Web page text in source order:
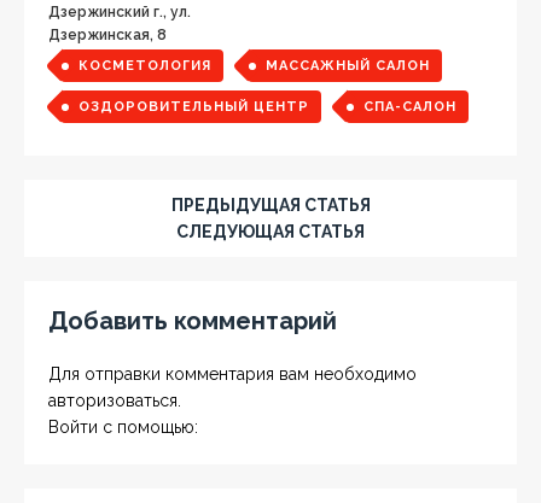
Дзержинский г., ул.
Дзержинская, 8
КОСМЕТОЛОГИЯ МАССАЖНЫЙ САЛОН
ОЗДОРОВИТЕЛЬНЫЙ ЦЕНТР СПА-САЛОН
ПРЕДЫДУЩАЯ СТАТЬЯ
СЛЕДУЮЩАЯ СТАТЬЯ
Добавить комментарий
Для отправки комментария вам необходимо
авторизоваться
Войти с помощью: